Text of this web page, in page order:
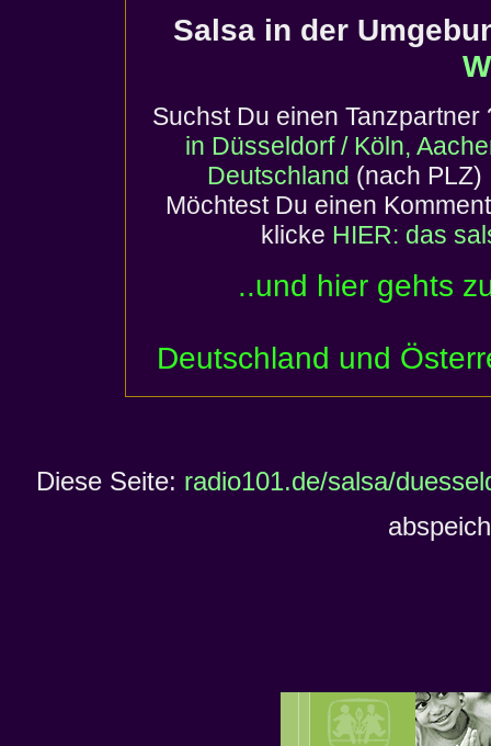
Salsa in der
Suchst Du einen Tanzpartner
in Düsseldorf / Köln,
Deutschland (nach
Möchtest Du einen
klicke HIER: das
..und hier gehts
Deutschland und
Diese Seite: radio101.de/salsa/